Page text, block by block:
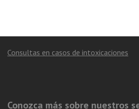
Consultas en casos de intoxicaciones
Conozca más sobre nuestros